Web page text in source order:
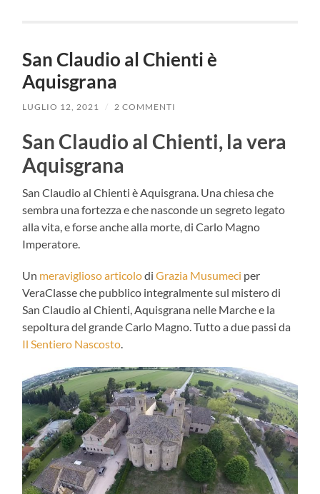
San Claudio al Chienti è
Aquisgrana
LUGLIO 12, 2021 / 2 COMMENTI
San Claudio al Chienti, la vera
Aquisgrana
San Claudio al Chienti è Aquisgrana. Una chiesa che
sembra una fortezza e che nasconde un segreto legato
alla vita, e forse anche alla morte, di Carlo Magno
Imperatore.
Un meraviglioso articolodiGrazia Musumeci per
VeraClasse che pubblico integralmente sul mistero di
San Claudio al Chienti, Aquisgrana nelle Marche e la
sepoltura del grande Carlo Magno. Tutto a due passi da
Il Sentiero Nascosto.